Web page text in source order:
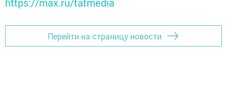
https://max.ru/tatmedia
Перейти на страницу новости